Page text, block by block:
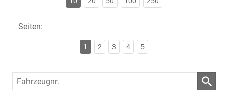
Seiten:
1 2 3 4 5
Fahrzeugnr.